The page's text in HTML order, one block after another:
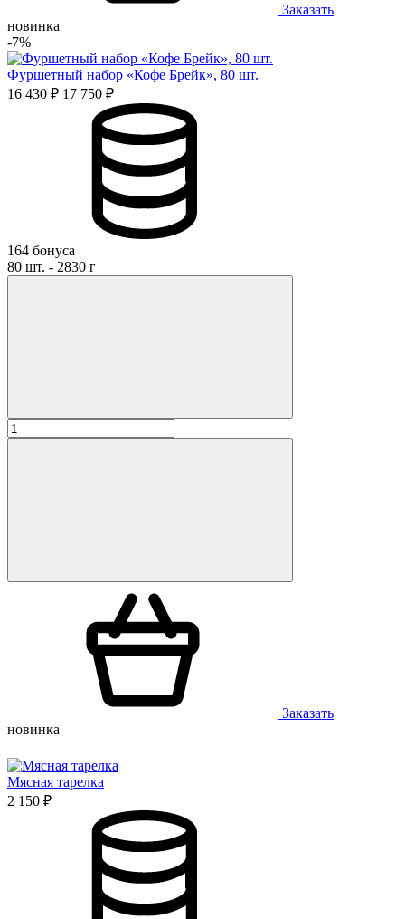
Заказать
новинка
-7%
Фуршетный набор «Кофе Брейк», 80 шт.
16 430 ₽ 17 750 ₽
164 бонуса
80 шт. - 2830 г
Заказать
новинка
Мясная тарелка
2 150 ₽